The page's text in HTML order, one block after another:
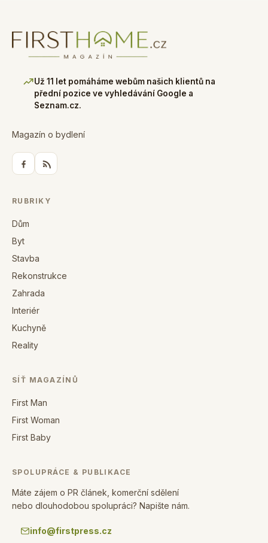
Už 11 let pomáháme webům našich klientů na
přední pozice ve vyhledávání Google a
Seznam.cz.
Magazín o bydlení
RUBRIKY
Dům
Byt
Stavba
Rekonstrukce
Zahrada
Interiér
Kuchyně
Reality
SÍŤ MAGAZÍNŮ
First Man
First Woman
First Baby
SPOLUPRÁCE & PUBLIKACE
Máte zájem o PR článek, komerční sdělení
nebo dlouhodobou spolupráci? Napište nám.
info@firstpress.cz